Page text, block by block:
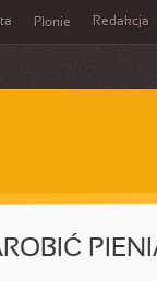
Płonie Redakcja